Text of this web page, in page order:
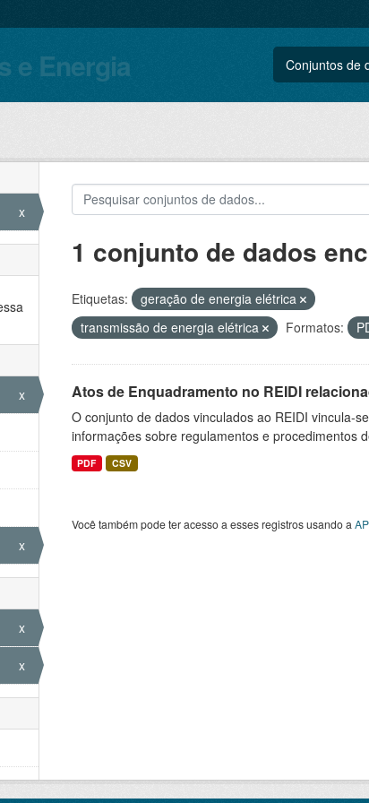
e Energia Conjuntos de
x
x
x
x
x
1 conjunto de dados
Etiquetas:
geração de energia elétrica
transmissão de energia elétrica
Formatos:
Atos de Enquadramento no REIDI
O conjunto de dados vinculados ao REIDI vincula-
informações sobre regulamentos e procedimentos
PDF CSV
Você também pode ter acesso a esses registros usando a